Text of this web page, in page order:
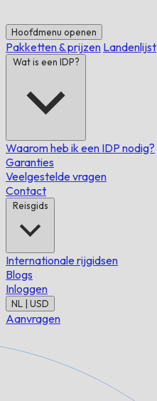
Hoofdmenu openen
Pakketten & prijzen Landenlijst
Wat is een IDP?
Waarom heb ik een IDP nodig?
Garanties
Veelgestelde vragen
Contact
Reisgids
Internationale rijgidsen
Blogs
Inloggen
NL | USD
Aanvragen